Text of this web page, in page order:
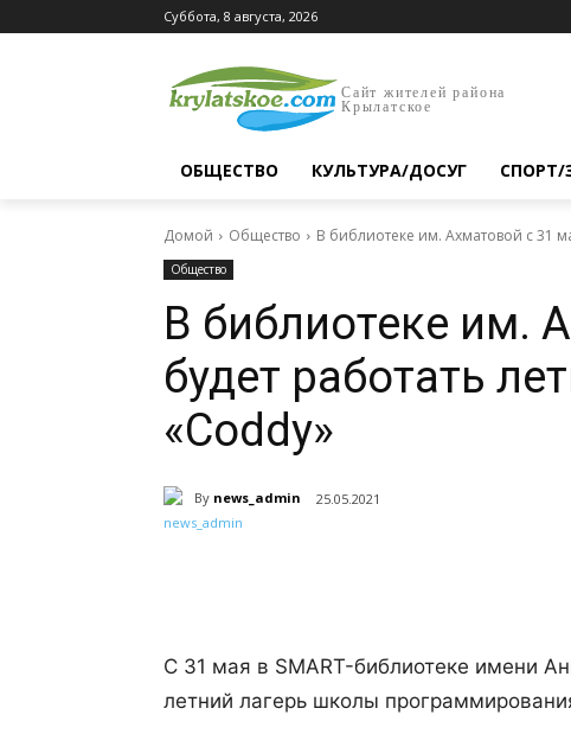
Суббота, 8 августа, 2026
Сайт жителей района
Крылатское
ОБЩЕСТВО КУЛЬТУРА/ДОСУГ СПОРТ/
Домой Общество В библиотеке им. Ахматовой с 31
Общество
В библиотеке им.
будет работать
«Coddy»
By news_admin 25.05.2021
С 31 мая в SMART-библиотеке имени
летний лагерь школы